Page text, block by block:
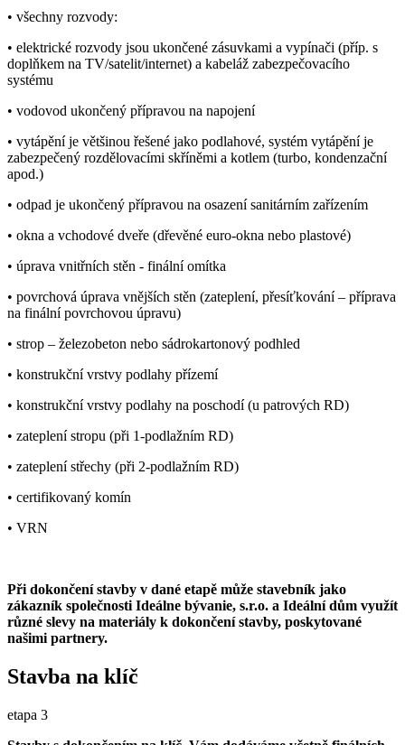
• všechny rozvody:
• elektrické rozvody jsou ukončené zásuvkami a vypínači (příp. s
doplňkem na TV/satelit/internet) a kabeláž zabezpečovacího
systému
• vodovod ukončený přípravou na napojení
• vytápění je většinou řešené jako podlahové, systém vytápění je
zabezpečený rozdělovacími skříněmi a kotlem (turbo, kondenzační
apod.)
• odpad je ukončený přípravou na osazení sanitárním zařízením
• okna a vchodové dveře (dřevěné euro-okna nebo plastové)
• úprava vnitřních stěn - finální omítka
• povrchová úprava vnějších stěn (zateplení, přesíťkování – příprava
na finální povrchovou úpravu)
• strop – železobeton nebo sádrokartonový podhled
• konstrukční vrstvy podlahy přízemí
• konstrukční vrstvy podlahy na poschodí (u patrových RD)
• zateplení stropu (při 1-podlažním RD)
• zateplení střechy (při 2-podlažním RD)
• certifikovaný komín
• VRN
Při dokončení stavby v dané etapě může stavebník jako
zákazník společnosti Ideálne bývanie, s.r.o. a Ideální dům využít
různé slevy na materiály k dokončení stavby, poskytované
našimi partnery.
Stavba na klíč
etapa 3